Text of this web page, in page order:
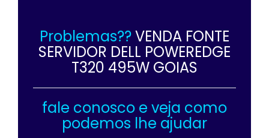
Problemas??VENDA FONTE
SERVIDOR DELL POWEREDGE
T320 495W GOIAS
fale conosco e veja como
podemos lhe ajudar